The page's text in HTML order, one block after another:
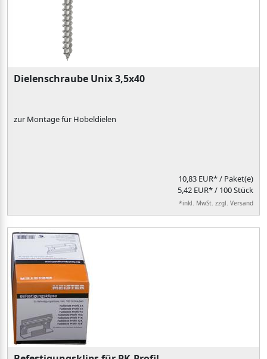
Dielenschraube Unix 3,5x40
zur Montage für Hobeldielen
10,83 EUR*/ Paket(e)
5,42 EUR* / 100 Stück
*inkl. MwSt. zzgl. Versand